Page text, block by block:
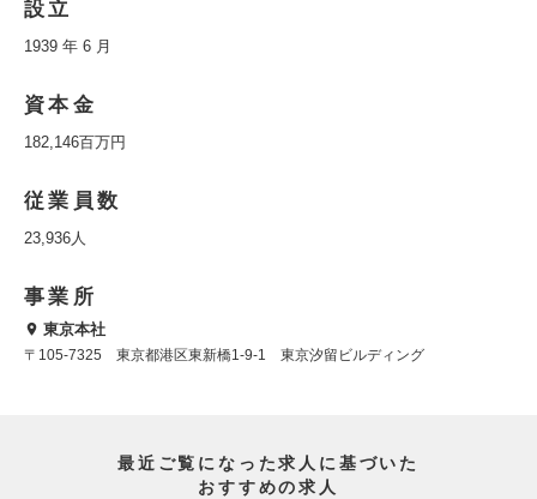
設立
1939 年 6 月
資本金
182,146百万円
従業員数
23,936人
事業所
東京本社
〒105-7325 東京都港区東新橋1-9-1 東京汐留ビルディング
最近ご覧になった求人に基づいた
おすすめの求人